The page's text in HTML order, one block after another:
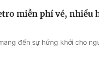
miễn phí vé, nhiều
đến sự hứng khởi cho